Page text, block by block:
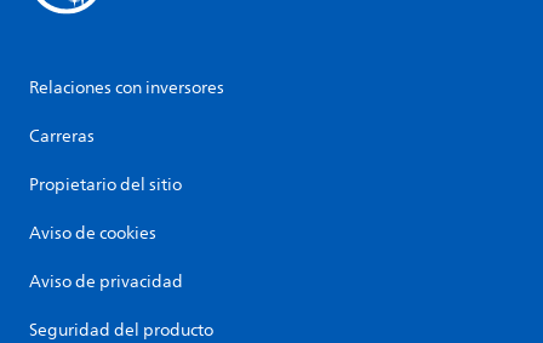
Relaciones con inversores
Carreras
Propietario del sitio
Aviso de cookies
Aviso de privacidad
Seguridad del producto